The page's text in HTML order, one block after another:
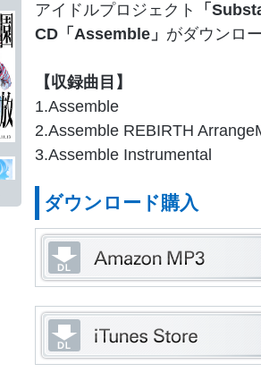
アイドルプロジェクト
「
CD「Assemble」 がダウンロ
【収録曲目】
1.Assemble
2.Assemble REBIRTH
3.Assemble Instrumental
ダウンロード購入